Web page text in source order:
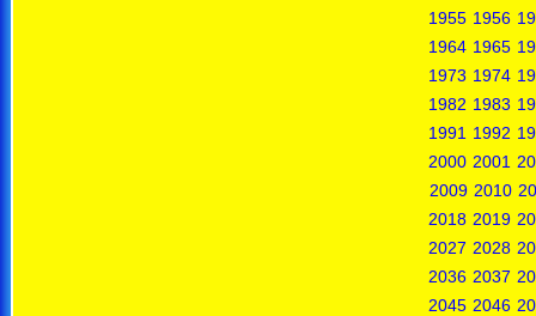
1955 1956
1964 1965
1973 1974
1982 1983
1991 1992
2000 2001
2009 2010
2018 2019
2027 2028
2036 2037
2045 2046